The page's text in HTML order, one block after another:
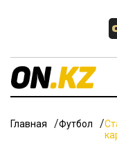
Главная Футбол